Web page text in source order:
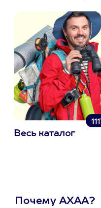
Весь каталог
Почему АХАА?